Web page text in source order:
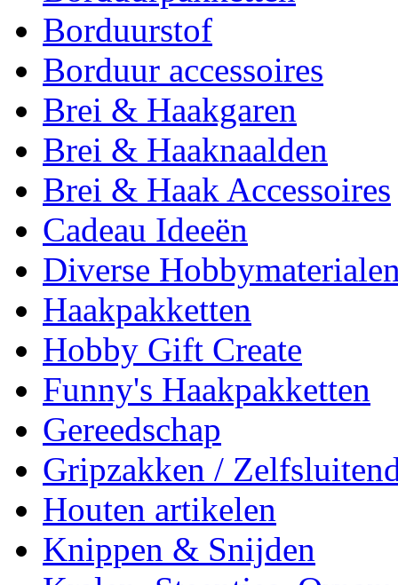
Borduurstof
Borduur accessoires
Brei & Haakgaren
Brei & Haaknaalden
Brei & Haak Accessoires
Cadeau Ideeën
Diverse
Haakpakketten
Hobby Gift Create
Funny's Haakpakketten
Gereedschap
Gripzakken /
Houten artikelen
Knippen & Snijden